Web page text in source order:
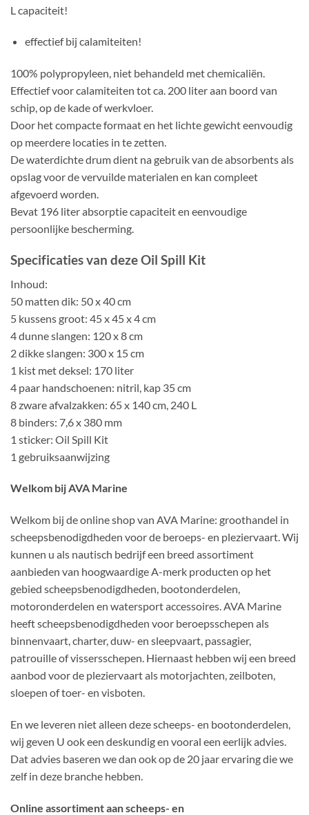
L capaciteit!
effectief bij calamiteiten!
100% polypropyleen, niet behandeld met chemicaliën.
Effectief voor calamiteiten tot ca. 200 liter aan boord van
schip, op de kade of werkvloer.
Door het compacte formaat en het lichte gewicht eenvoudig
op meerdere locaties in te zetten.
De waterdichte drum dient na gebruik van de absorbents als
opslag voor de vervuilde materialen en kan compleet
afgevoerd worden.
Bevat 196 liter absorptie capaciteit en eenvoudige
persoonlijke bescherming.
Specificaties van deze Oil Spill Kit
Inhoud:
50 matten dik: 50 x 40 cm
5 kussens groot: 45 x 45 x 4 cm
4 dunne slangen: 120 x 8 cm
2 dikke slangen: 300 x 15 cm
1 kist met deksel: 170 liter
4 paar handschoenen: nitril, kap 35 cm
8 zware afvalzakken: 65 x 140 cm, 240 L
8 binders: 7,6 x 380 mm
1 sticker: Oil Spill Kit
1 gebruiksaanwijzing
Welkom bij AVA Marine
Welkom bij de online shop van AVA Marine: groothandel in
scheepsbenodigdheden voor de beroeps- en pleziervaart. Wij
kunnen u als nautisch bedrijf een breed assortiment
aanbieden van hoogwaardige A-merk producten op het
gebied scheepsbenodigdheden, bootonderdelen,
motoronderdelen en watersport accessoires. AVA Marine
heeft scheepsbenodigdheden voor beroepsschepen als
binnenvaart, charter, duw- en sleepvaart, passagier,
patrouille of vissersschepen. Hiernaast hebben wij een breed
aanbod voor de pleziervaart als motorjachten, zeilboten,
sloepen of toer- en visboten.
En we leveren niet alleen deze scheeps- en bootonderdelen,
wij geven U ook een deskundig en vooral een eerlijk advies.
Dat advies baseren we dan ook op de 20 jaar ervaring die we
zelf in deze branche hebben.
Online assortiment aan scheeps- en